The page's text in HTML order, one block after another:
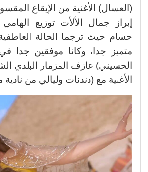
(العسال) الأغنية من الإيقاع
إبراز جمال الألأت توزيع
حسام حيث ترجما الحالة
متميز جدا، وكانا موفقين جدا
الحسيني) عازف المزمار البلدي
الأغنية مع (دندنات وليالي من